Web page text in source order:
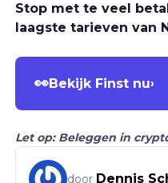
Stop met te veel
laagste tarieven van
👀Bekijk Finst nu›
Let op: Beleggen in
door Dennis